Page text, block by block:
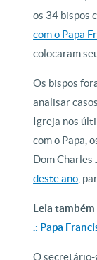
os 34 bispos
com o Papa
colocaram
Os bispos
analisar
Igreja nos
com o Papa,
Dom Charles
deste ano ,
Leia também
.: Papa
O secretário-